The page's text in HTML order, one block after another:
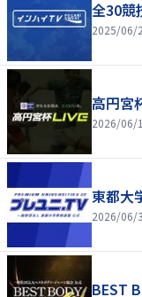
全30競
2025/06/
高円宮
2026/06/
東都大
2026/06/
BEST